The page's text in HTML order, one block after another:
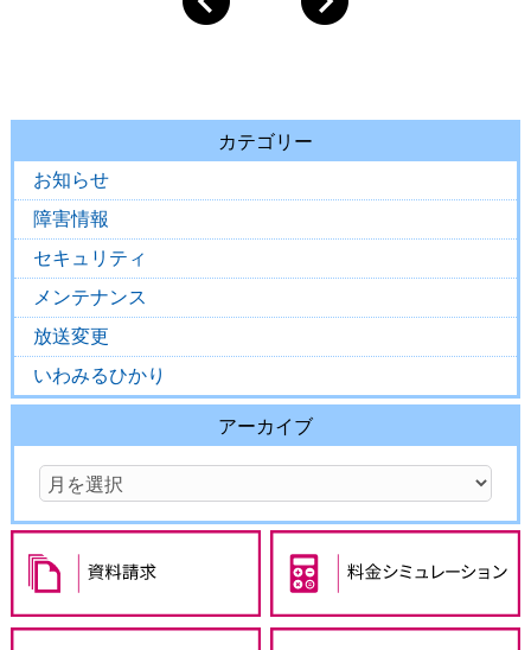
カテゴリー
お知らせ
障害情報
セキュリティ
メンテナンス
放送変更
いわみるひかり
アーカイブ